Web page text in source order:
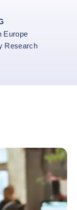
Europe
Research